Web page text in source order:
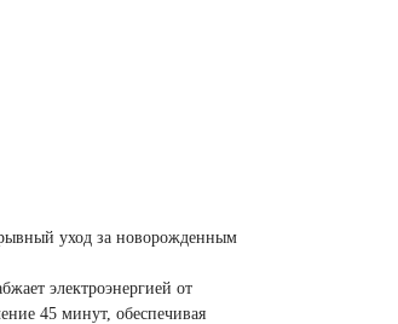
уход за новорожденным
электроэнергией от
45 минут, обеспечивая